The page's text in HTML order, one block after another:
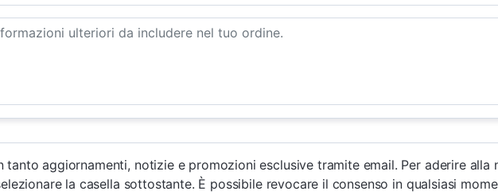
aggiornamenti, notizie e promozioni esclusive tramite email. Per aderire alla
la casella sottostante. È possibile revocare il consenso in qualsiasi